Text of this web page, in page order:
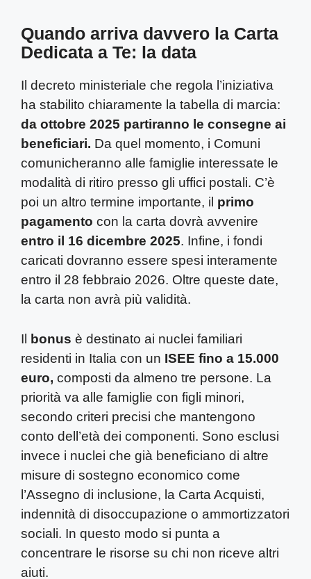
Quando arriva davvero la Carta
Dedicata a Te: la data
Il decreto ministeriale che regola l’iniziativa
ha stabilito chiaramente la tabella di marcia:
da ottobre 2025 partiranno le consegne ai
beneficiari. Da quel momento, i Comuni
comunicheranno alle famiglie interessate le
modalità di ritiro presso gli uffici postali. C’è
poi un altro termine importante, il primo
pagamento con la carta dovrà avvenire
entro il 16 dicembre 2025. Infine, i fondi
caricati dovranno essere spesi interamente
entro il 28 febbraio 2026. Oltre queste date,
la carta non avrà più validità.
Il bonus è destinato ai nuclei familiari
residenti in Italia con un ISEE fino a 15.000
euro, composti da almeno tre persone. La
priorità va alle famiglie con figli minori,
secondo criteri precisi che mantengono
conto dell’età dei componenti. Sono esclusi
invece i nuclei che già beneficiano di altre
misure di sostegno economico come
l’Assegno di inclusione, la Carta Acquisti,
indennità di disoccupazione o ammortizzatori
sociali. In questo modo si punta a
concentrare le risorse su chi non riceve altri
aiuti.